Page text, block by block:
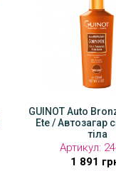
St.Moriz Pro Self
Spray /
Артикул:208-
495 грн 396
GUINOT Auto
Ete / Автозагар
тіла
Артикул:
1 891